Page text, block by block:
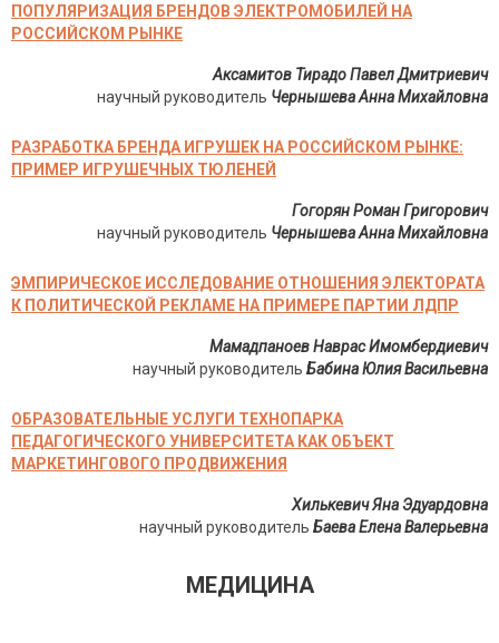
ПОПУЛЯРИЗАЦИЯ БРЕНДОВ ЭЛЕКТРОМОБИЛЕЙ НА
РОССИЙСКОМ РЫНКЕ
Аксамитов Тирадо Павел Дмитриевич
научный руководитель Чернышева Анна Михайловна
РАЗРАБОТКА БРЕНДА ИГРУШЕК НА РОССИЙСКОМ РЫНКЕ:
ПРИМЕР ИГРУШЕЧНЫХ ТЮЛЕНЕЙ
Гогорян Роман Григорович
научный руководитель Чернышева Анна Михайловна
ЭМПИРИЧЕСКОЕ ИССЛЕДОВАНИЕ ОТНОШЕНИЯ ЭЛЕКТОРАТА
К ПОЛИТИЧЕСКОЙ РЕКЛАМЕ НА ПРИМЕРЕ ПАРТИИ ЛДПР
Мамадпаноев Наврас Имомбердиевич
научный руководитель Бабина Юлия Васильевна
ОБРАЗОВАТЕЛЬНЫЕ УСЛУГИ ТЕХНОПАРКА
ПЕДАГОГИЧЕСКОГО УНИВЕРСИТЕТА КАК ОБЪЕКТ
МАРКЕТИНГОВОГО ПРОДВИЖЕНИЯ
Хилькевич Яна Эдуардовна
научный руководитель Баева Елена Валерьевна
МЕДИЦИНА